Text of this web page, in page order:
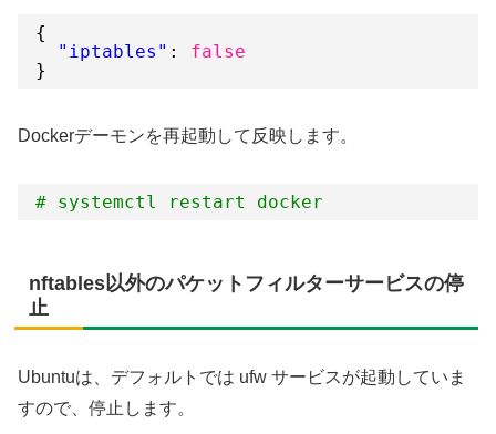
{
"iptables" : false
}
Dockerデーモンを再起動して反映します。
# systemctl restart docker
nftables以外のパケットフィルターサービスの停
止
Ubuntuは、デフォルトでは ufw サービスが起動していま
すので、停止します。